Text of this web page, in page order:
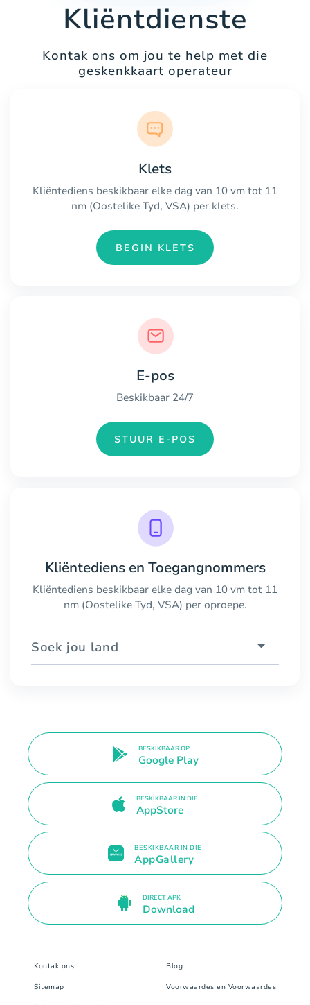
Kliëntdienste
Kontak ons om jou te help met die
geskenkkaart operateur
Klets
Kliëntediens beskikbaar elke dag van 10 vm tot 11
nm (Oostelike Tyd, VSA) per klets.
BEGIN KLETS
E-pos
Beskikbaar 24/7
STUUR E-POS
Kliëntediens en Toegangnommers
Kliëntediens beskikbaar elke dag van 10 vm tot 11
nm (Oostelike Tyd, VSA) per oproepe.
Soek jou land
BESKIKBAAR OP
Google Play
BESKIKBAAR IN DIE
AppStore
BESKIKBAAR IN DIE
AppGallery
DIRECT APK
Download
Kontak ons Blog
Sitemap Voorwaardes en Voorwaardes